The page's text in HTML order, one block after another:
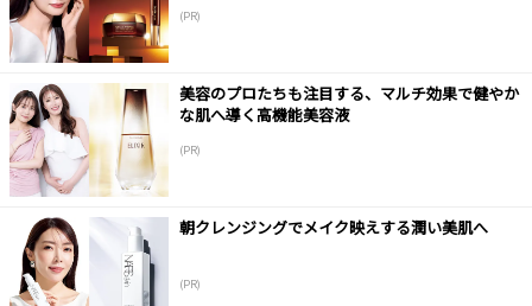
(PR)
美容のプロたちも注目する、マルチ効果で健やか
な肌へ導く高機能美容液
(PR)
朝クレンジングでメイク映えする潤い美肌へ
(PR)